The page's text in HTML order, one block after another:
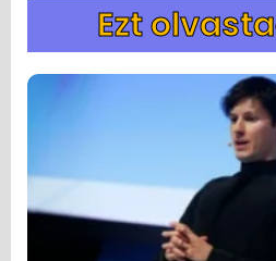
Ezt